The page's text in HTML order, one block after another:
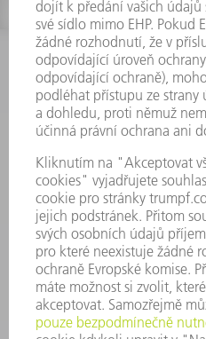
Často
Všeobecné
+420 251
Po - čt
Pá 8:00
+420 251
Po - pá